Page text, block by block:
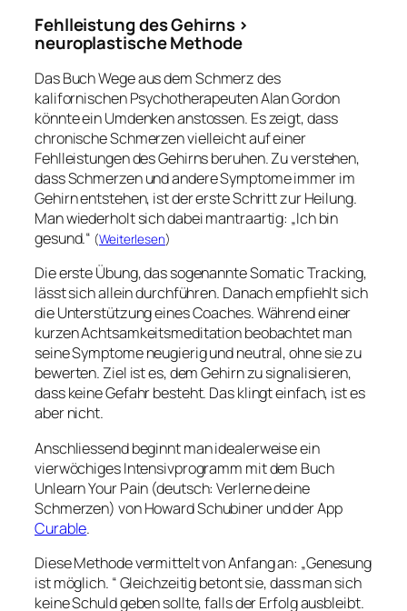
Fehlleistung des Gehirns >
neuroplastische Methode
Das BuchWege aus dem Schmerzdes
kalifornischen Psychotherapeuten Alan Gordon
könnte ein Umdenken anstossen. Es zeigt, dass
chronische Schmerzen vielleicht auf einer
Fehlleistungen des Gehirns beruhen. Zu verstehen,
dass Schmerzen und andere Symptome immer im
Gehirn entstehen, ist der erste Schritt zur Heilung.
Man wiederholt sich dabei mantraartig: „Ich bin
gesund.“ (Weiterlesen)
Die erste Übung, das sogenannte Somatic Tracking,
lässt sich allein durchführen. Danach empfiehlt sich
die Unterstützung eines Coaches. Während einer
kurzen Achtsamkeitsmeditation beobachtet man
seine Symptome neugierig und neutral, ohne sie zu
bewerten. Ziel ist es, dem Gehirn zu signalisieren,
dass keine Gefahr besteht. Das klingt einfach, ist es
aber nicht.
Anschliessend beginnt man idealerweise ein
vierwöchiges Intensivprogramm mit dem Buch
Unlearn Your Pain (deutsch:Verlerne deine
Schmerzen) von Howard Schubiner und der App
Curable.
Diese Methode vermittelt von Anfang an: „Genesung
ist möglich. “ Gleichzeitig betont sie, dass man sich
keine Schuld geben sollte, falls der Erfolg ausbleibt.